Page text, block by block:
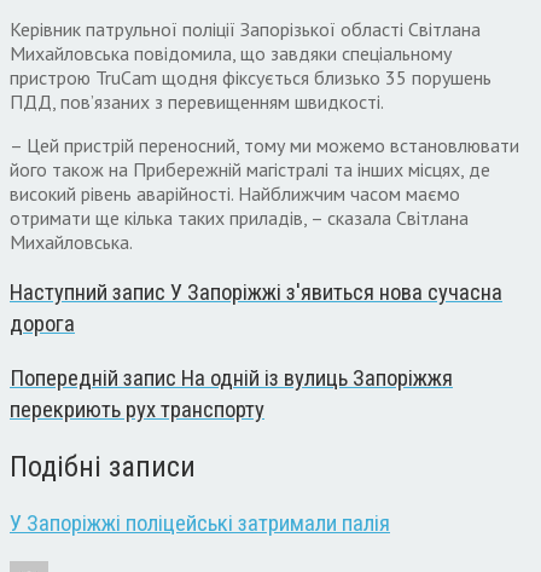
Керівник патрульної поліції Запорізької області Світлана
Михайловська повідомила, що завдяки спеціальному
пристрою TruCam щодня фіксується близько 35 порушень
ПДД, пов’язаних з перевищенням швидкості.
– Цей пристрій переносний, тому ми можемо встановлювати
його також на Прибережній магістралі та інших місцях, де
високий рівень аварійності. Найближчим часом маємо
отримати ще кілька таких приладів, – сказала Світлана
Михайловська.
Наступний запис У Запоріжжі з'явиться нова сучасна
дорога
Попередній запис На одній із вулиць Запоріжжя
перекриють рух транспорту
Подібні записи
У Запоріжжі поліцейські затримали палія